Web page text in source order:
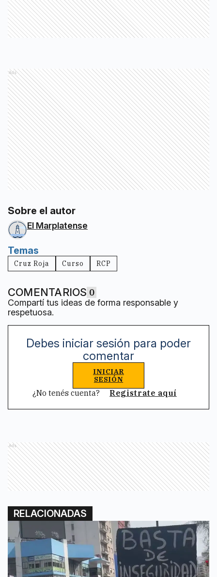
Ads
Sobre el autor
El Marplatense
Temas
Cruz Roja Curso RCP
COMENTARIOS 0
Compartí tus ideas de forma responsable y
respetuosa.
Debes iniciar sesión para poder
comentar
INICIAR
SESIÓN
¿No tenés cuenta? Registrate aquí
Ads
RELACIONADAS